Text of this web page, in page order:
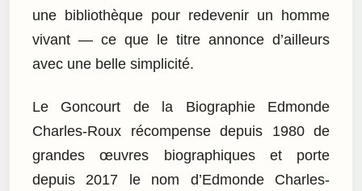
une bibliothèque pour redevenir un homme
vivant — ce que le titre annonce d’ailleurs
avec une belle simplicité.
Le Goncourt de la Biographie Edmonde
Charles-Roux récompense depuis 1980 de
grandes œuvres biographiques et porte
depuis 2017 le nom d’Edmonde Charles-